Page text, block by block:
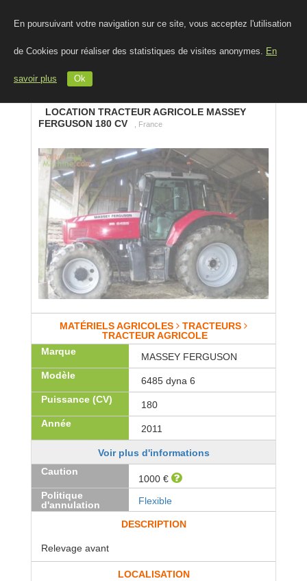
En poursuivant votre navigation sur ce site, vous acceptez l'utilisation
de Cookies pour réaliser des statistiques de visites anonymes. En
savoir plus Ok
LOCATION TRACTEUR AGRICOLE MASSEY
FERGUSON 180 CV
, France
MATÉRIELS AGRICOLES
TRACTEURS
TRACTEUR AGRICOLE
Marque
MASSEY FERGUSON
Modèle
6485 dyna 6
Puissance (CV)
180
Année
2011
Voir plus d'informations
Caution
1000 €
Politique
d'annulation
Flexible
DESCRIPTION
Relevage avant
LOCALISATION